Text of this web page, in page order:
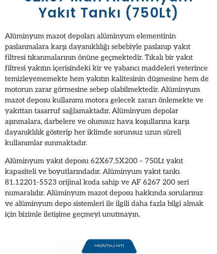
Yakıt Tankı (750Lt)
Alüminyum mazot depoları alüminyum elementinin
paslanmalara karşı dayanıklılığı sebebiyle paslanıp yakıt
filtresi tıkanmalarının önüne geçmektedir. Tıkalı bir yakıt
filtresi yakıtın içerisindeki kir ve yabancı maddeleri yeterince
temizleyememekte hem yakıtın kalitesinin düşmesine hem de
motorun zarar görmesine sebep olabilmektedir. Alüminyum
mazot deposu kullanımı motora gelecek zararı önlemekte ve
yakıttan tasarruf sağlamaktadır. Alüminyum depolar
aşınmalara, darbelere ve olumsuz hava koşullarına karşı
dayanıklılık gösterip her iklimde sorunsuz uzun süreli
kullanımlar sunmaktadır.
Alüminyum yakıt deposu 62X67,5X200 – 750Lt yakıt
kapasiteli ve boyutlarındadır. Alüminyum yakıt tankı
81.12201-5523 orijinal koda sahip ve AF 6267 200 seri
numaralıdır. Alüminyum mazot deposu hakkında sorularınız
ve alüminyum depo sistemleri ile ilgili daha fazla bilgi almak
için bizimle iletişime geçmeyi unutmayın.